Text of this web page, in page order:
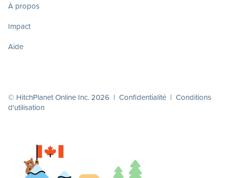
À propos
Impact
Aide
© HitchPlanet Online Inc. 2026 | Confidentialité | Conditions
d'utilisation